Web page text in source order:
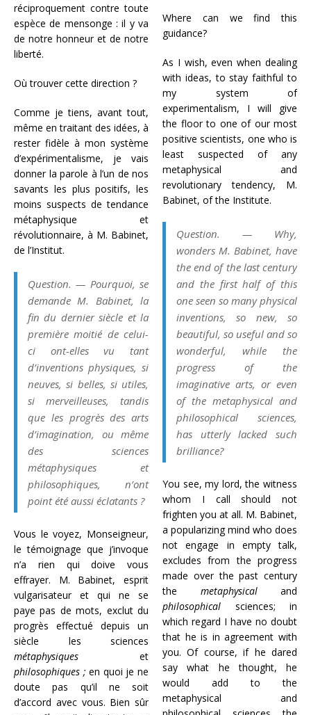
réciproquement contre toute
espèce de mensonge : il y va
de notre honneur et de notre
liberté.
Où trouver cette direction ?
Comme je tiens, avant tout,
même en traitant des idées, à
rester fidèle à mon système
d’expérimentalisme, je vais
donner la parole à l’un de nos
savants les plus positifs, les
moins suspects de tendance
métaphysique et
révolutionnaire, à M. Babinet,
de l’Institut.
Question. — Pourquoi, se
demande M. Babinet, la
fin du dernier siècle et la
première moitié de celui-
ci ont-elles vu tant
d’inventions physiques, si
neuves, si belles, si utiles,
si merveilleuses, tandis
que les progrès des arts
d’imagination, ou même
des sciences
métaphysiques et
philosophiques, n’ont
point été aussi éclatants ?
Vous le voyez, Monseigneur,
le témoignage que j’invoque
n’a rien qui doive vous
effrayer. M. Babinet, esprit
vulgarisateur et qui ne se
paye pas de mots, exclut du
progrès effectué depuis un
siècle les sciences
métaphysiques et
philosophiques ; en quoi je ne
doute pas qu’il ne soit
d’accord avec vous. Bien sûr
Where can we find this
guidance?
As I wish, even when dealing
with ideas, to stay faithful to
my system of
experimentalism, I will give
the floor to one of our most
positive scientists, one who is
least suspected of any
metaphysical and
revolutionary tendency, M.
Babinet, of the Institute.
Question. — Why,
wonders M. Babinet, have
the end of the last century
and the first half of this
one seen so many physical
inventions, so new, so
beautiful, so useful and so
wonderful, while the
progress of the
imaginative arts, or even
of the metaphysical and
philosophical sciences,
has utterly lacked such
brilliance?
You see, my lord, the witness
whom I call should not
frighten you at all. M. Babinet,
a popularizing mind who does
not engage in empty talk,
excludes from the progress
made over the past century
the metaphysicaland
philosophical sciences; in
which regard I have no doubt
that he is in agreement with
you. Of course, if he dared
say what he thought, he
would add to the
metaphysical and